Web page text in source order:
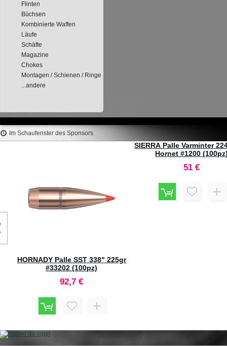
Flinten
Büchsen
Kombinierte Waffen
Läufe
Schäfte
Magazine
Chokes
Montagen / Schienen / Ringe
...andere
Im Schaufenster des Sponsors
HORNADY Palle SST 338" 225gr
#33202 (100pz)
92,7 €